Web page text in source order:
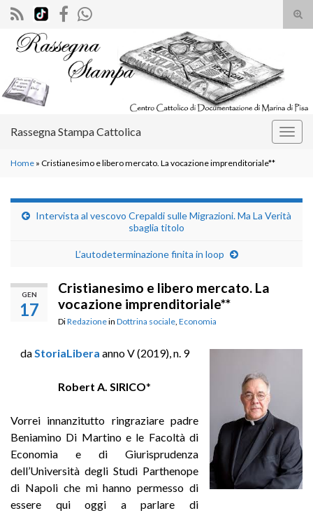
il
Search for:
Rassegna Stampa Cattolica
Home » Cristianesimo e libero mercato. La vocazione imprenditoriale**
Intervista al vescovo Crepaldi sulle Migrazioni. Ma La Verità
sbaglia titolo
L’autodeterminazione finita in loop
GEN
17
Cristianesimo e libero mercato. La
vocazione imprenditoriale**
DiRedazionein Dottrina sociale Economia
daStoriaLibera anno V (2019), n. 9
Robert A. SIRICO*
Vorrei innanzitutto ringraziare padre
Beniamino Di Martino e le Facoltà di
Economia e di Giurisprudenza
dell’Università degli Studi Parthenope
di Napoli che mi hanno permesso di
essere qui oggi a parlare di